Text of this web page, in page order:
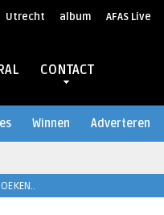
Utrecht album AFAS Live
CONTACT
Winnen Adverteren